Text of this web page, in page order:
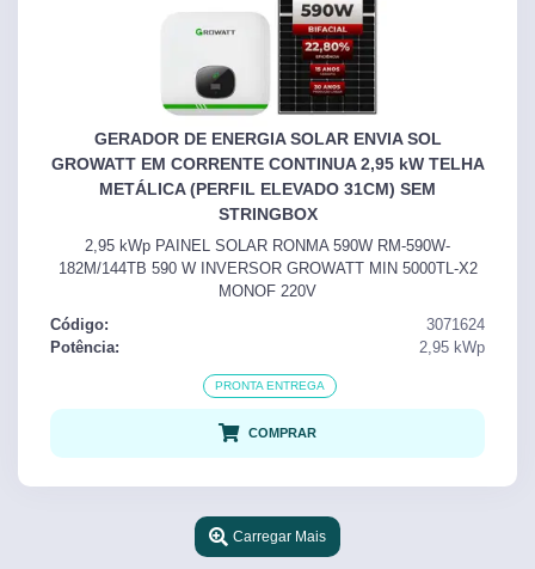
GERADOR DE ENERGIA SOLAR ENVIA SOL
GROWATT EM CORRENTE CONTINUA 2,95 kW TELHA
METÁLICA (PERFIL ELEVADO 31CM) SEM
STRINGBOX
2,95 kWp PAINEL SOLAR RONMA 590W RM-590W-
182M/144TB 590 W INVERSOR GROWATT MIN 5000TL-X2
MONOF 220V
Código:
3071624
Potência:
2,95 kWp
PRONTA ENTREGA
COMPRAR
Carregar Mais